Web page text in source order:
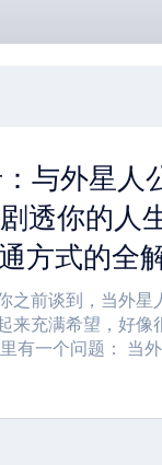
：与外星人
透你的人
方式的全
之前谈到，当外星
来充满希望，好像
有一个问题： 当